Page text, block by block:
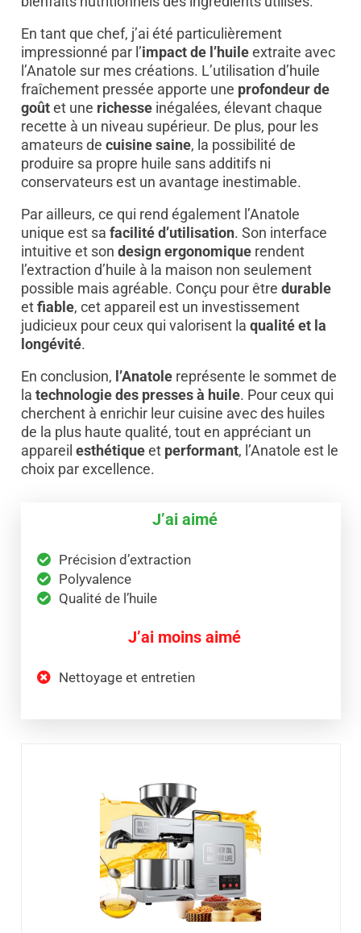
En tant que chef, j’ai été particulièrement
impressionné par l’impact de l’huileextraite avec
l’Anatole sur mes créations. L’utilisation d’huile
fraîchement pressée apporte une profondeur de
goûtet une richesseinégalées, élevant chaque
recette à un niveau supérieur. De plus, pour les
amateurs de cuisine saine, la possibilité de
produire sa propre huile sans additifs ni
conservateurs est un avantage inestimable.
Par ailleurs, ce qui rend également l’Anatole
unique est sa facilité d’utilisation. Son interface
intuitive et son design ergonomiquerendent
l’extraction d’huile à la maison non seulement
possible mais agréable. Conçu pour être durable
etfiable, cet appareil est un investissement
judicieux pour ceux qui valorisent la qualité et la
longévité.
En conclusion, l’Anatolereprésente le sommet de
la technologie des presses à huile. Pour ceux qui
cherchent à enrichir leur cuisine avec des huiles
de la plus haute qualité, tout en appréciant un
appareil esthétiqueet performant, l’Anatole est le
choix par excellence.
J’ai aimé
Précision d’extraction
Polyvalence
Qualité de l’huile
J’ai moins aimé
Nettoyage et entretien